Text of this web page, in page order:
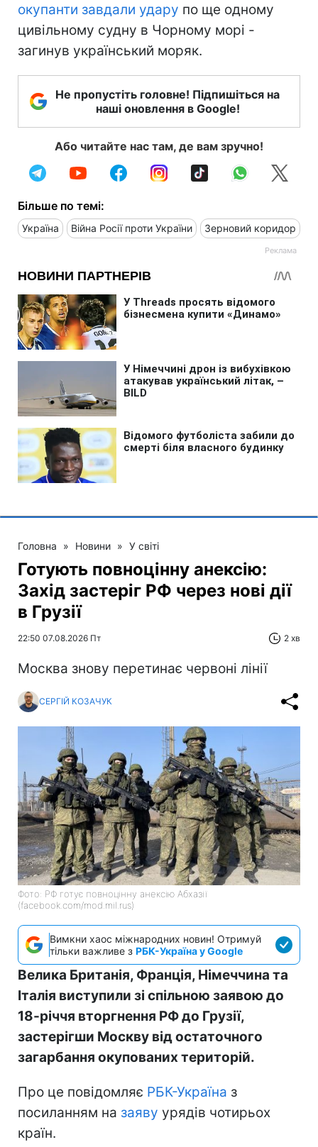
окупанти завдали удару по ще одному
цивільному судну в Чорному морі -
загинув український моряк.
Не пропустіть головне! Підпишіться на
наші оновлення в Google!
Або читайте нас там, де вам зручно!
Більше по темі:
Україна Війна Росії проти України Зерновий коридор
Головна » Новини » У світі
Готують повноцінну анексію:
Захід застеріг РФ через нові дії
в Грузії
22:50 07.08.2026 Пт 2 хв
Москва знову перетинає червоні лінії
СЕРГІЙ КОЗАЧУК
Фото: РФ готує повноцінну анексію Абхазії
(facebook.com/mod.mil.rus)
Вимкни хаос міжнародних новин! Отримуй
тільки важливе з РБК-Україна у Google
Велика Британія, Франція, Німеччина та
Італія виступили зі спільною заявою до
18-річчя вторгнення РФ до Грузії,
застерігши Москву від остаточного
загарбання окупованих територій.
Про це повідомляє РБК-Україна з
посиланням на заяву урядів чотирьох
країн.